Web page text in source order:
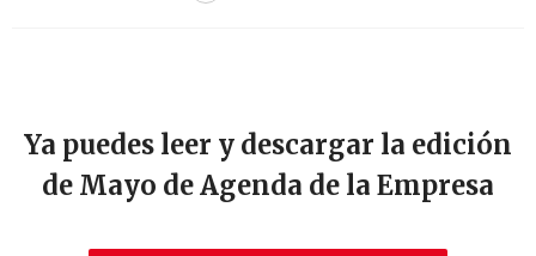
Ya puedes leer y descargar la edición
de Mayo de Agenda de la Empresa